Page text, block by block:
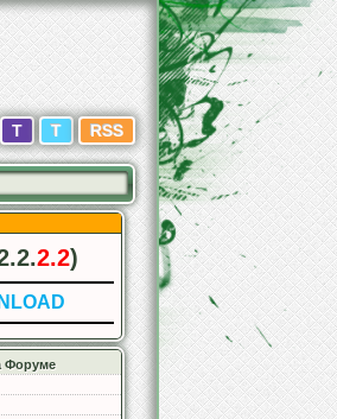
T T RSS
2.2)
Форуме